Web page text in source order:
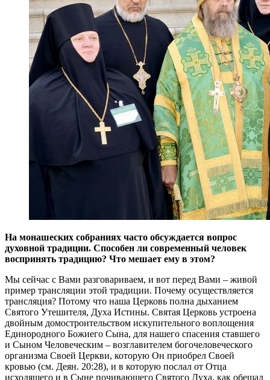
На монашеских собраниях часто обсуждается вопрос
духовной традиции. Способен ли современный человек
воспринять традицию? Что мешает ему в этом?
Мы сейчас с Вами разговариваем, и вот перед Вами – живой
пример трансляции этой традиции. Почему осуществляется
трансляция? Потому что наша Церковь полна дыханием
Святого Утешителя, Духа Истины. Святая Церковь устроена
двойным домостроительством искупительного воплощения
Единородного Божиего Сына, для нашего спасения ставшего
и Сыном Человеческим – возглавителем богочеловеческого
организма Своей Церкви, которую Он приобрел Своей
кровью (см. Деян. 20:28), и в которую послал от Отца
исходящего и в Сыне почивающего Святого Духа, как обещал